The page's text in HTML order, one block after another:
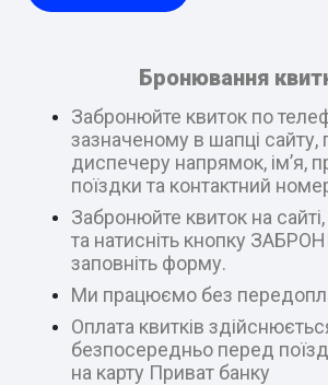
Бронювання
Забронюйте квиток по
зазначеному в шапці сайту,
диспечеру напрямок, ім’я,
поїздки та контактний
Забронюйте квиток на сайті,
та натисніть кнопку
заповніть форму.
Ми працюємо без
Оплата квитків
безпосередньо перед
на карту Приват банку